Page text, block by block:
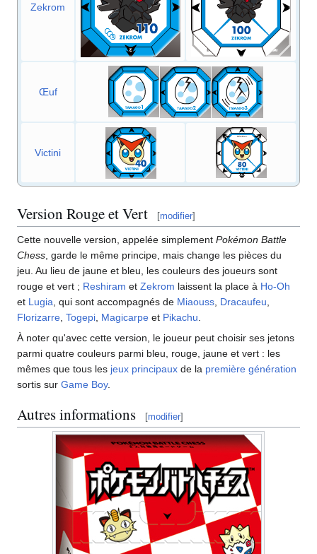
Zekrom
Œuf
Victini
Version Rouge et Vert [modifier]
Cette nouvelle version, appelée simplement Pokémon Battle
Chess , garde le même principe, mais change les pièces du
jeu. Au lieu de jaune et bleu, les couleurs des joueurs sont
rouge et vert ; Reshiram et Zekrom laissent la place à Ho-Oh
et Lugia , qui sont accompagnés de Miaouss Dracaufeu
Florizarre Togepi Magicarpe et Pikachu
À noter qu'avec cette version, le joueur peut choisir ses jetons
parmi quatre couleurs parmi bleu, rouge, jaune et vert : les
mêmes que tous les jeux principaux de la première génération
sortis sur Game Boy.
Autres informations [modifier]